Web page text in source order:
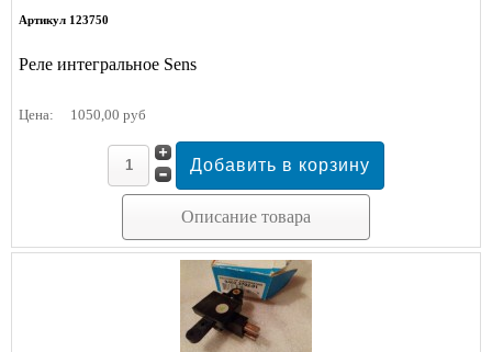
Артикул 123750
Реле интегральное Sens
Цена: 1050,00 руб
Описание товара